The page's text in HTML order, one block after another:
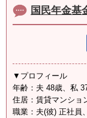
国民年金基
▼プロフィール
年齢：夫 48歳、私
住居：賃貸マンショ
職業：夫(彼) 正社員